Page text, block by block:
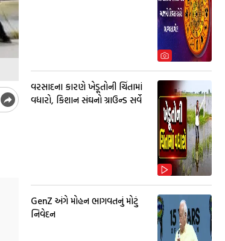
વરસાદના કારણે ખેડૂતોની ચિંતામાં
વધારો, કિશાન સંઘનો ગ્રાઉન્ડ સર્વે
GenZ અંગે મોહન ભાગવતનું મોટું
નિવેદન